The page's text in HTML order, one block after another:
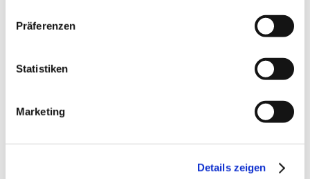
Präferenzen
Statistiken
Marketing
Details zeigen
SE18
EUR 55,64